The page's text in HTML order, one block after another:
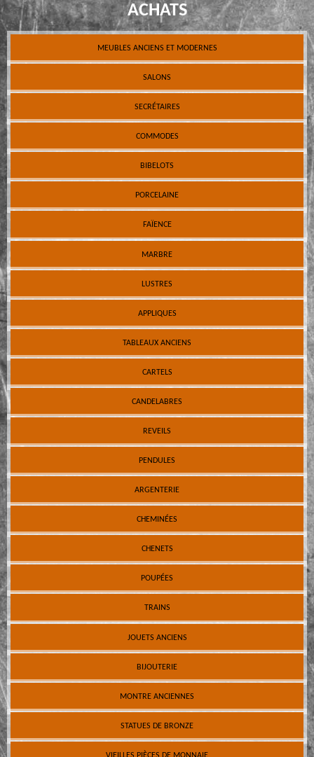
ACHATS
MEUBLES ANCIENS ET MODERNES
SALONS
SECRÉTAIRES
COMMODES
BIBELOTS
PORCELAINE
FAÏENCE
MARBRE
LUSTRES
APPLIQUES
TABLEAUX ANCIENS
CARTELS
CANDELABRES
REVEILS
PENDULES
ARGENTERIE
CHEMINÉES
CHENETS
POUPÉES
TRAINS
JOUETS ANCIENS
BIJOUTERIE
MONTRE ANCIENNES
STATUES DE BRONZE